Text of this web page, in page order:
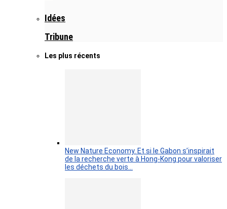
Idées
Tribune
Les plus récents
New Nature Economy. Et si le Gabon s’inspirait
de la recherche verte à Hong-Kong pour valoriser
les déchets du bois…